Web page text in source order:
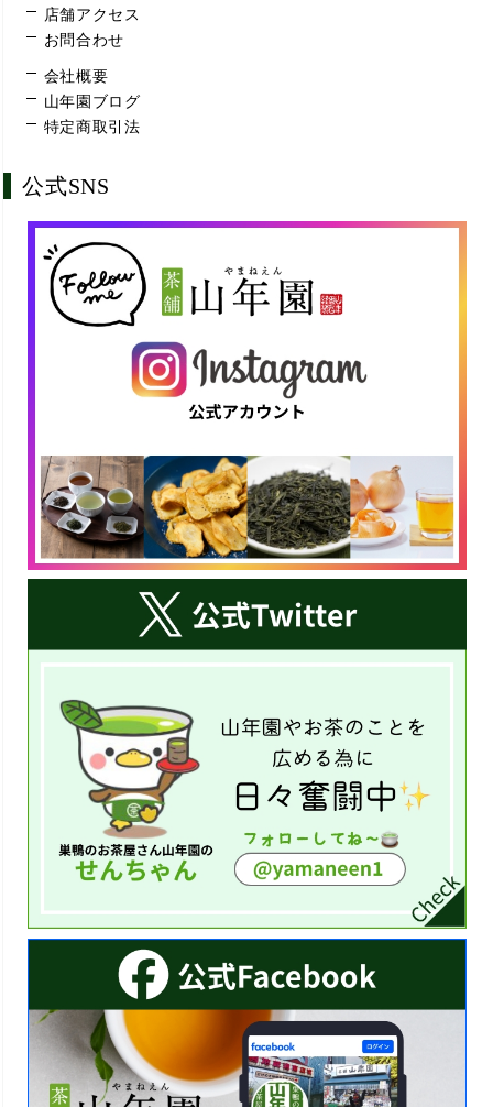
店舗アクセス
お問合わせ
会社概要
山年園ブログ
特定商取引法
公式SNS